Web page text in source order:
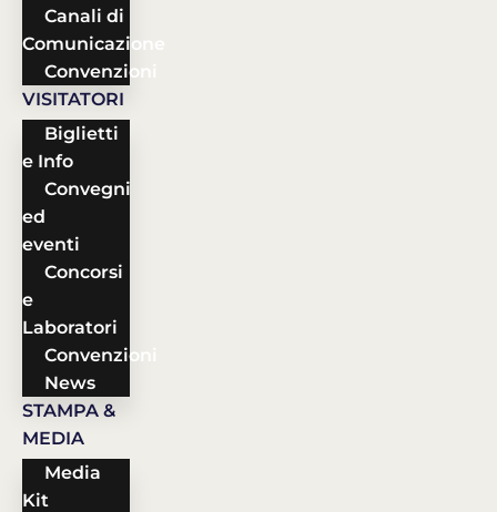
Canali di
Comunicazione
Convenzioni
VISITATORI
Biglietti
e Info
Convegni
ed
eventi
Concorsi
e
Laboratori
Convenzioni
News
STAMPA &
MEDIA
Media
Kit